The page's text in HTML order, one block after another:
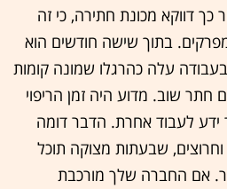
כך דווקא מכונת חתירה, כי זה
בתוך שישה חודשים הוא
בעבודה עלה כהרגלו שמונה קומות
שוב. מדוע היה זמן הריפוי
ידע לעבוד אחרת. הדבר דומה
שבעתות מצוקה תוכל
אם החברה שלך מורכבת